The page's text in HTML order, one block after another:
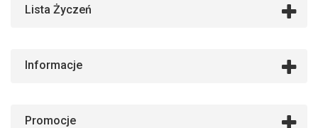
Lista Życzeń
Informacje
Promocje